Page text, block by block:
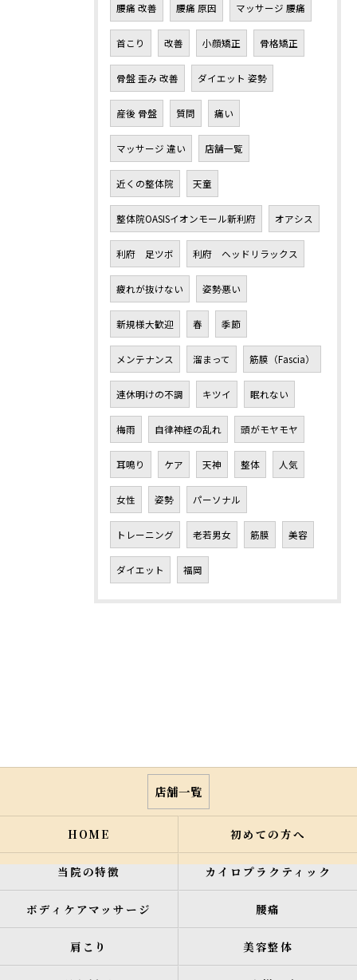
腰痛 改善 腰痛 原因 マッサージ 腰痛
首こり 改善 小顔矯正 骨格矯正
骨盤 歪み 改善 ダイエット 姿勢
産後 骨盤 質問 痛い
マッサージ 違い 店舗一覧
近くの整体院 天童
整体院OASISイオンモール新利府 オアシス
利府 足ツボ 利府 ヘッドリラックス
疲れが抜けない 姿勢悪い
新規様大歓迎 春 季節
メンテナンス 溜まって 筋膜（Fascia）
連休明けの不調 キツイ 眠れない
梅雨 自律神経の乱れ 頭がモヤモヤ
耳鳴り ケア 天神 整体 人気
女性 姿勢 パーソナル
トレーニング 老若男女 筋膜 美容
ダイエット 福岡
店舗一覧
HOME 初めての方へ
当院の特徴 カイロプラクティック
ボディケアマッサージ 腰痛
肩こり 美容整体